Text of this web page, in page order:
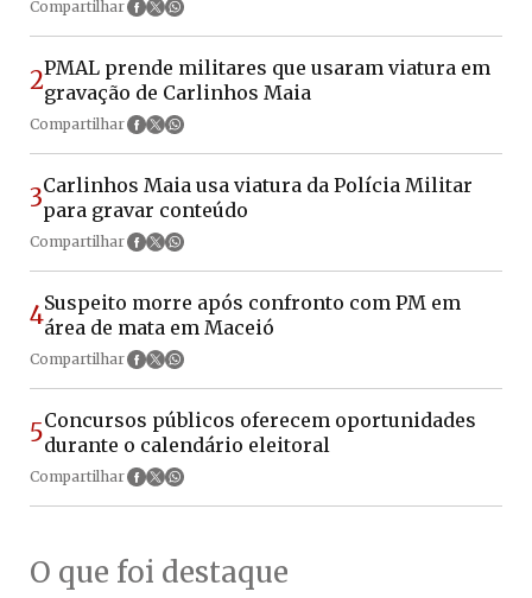
Compartilhar
2PMAL prende militares que usaram viatura em
gravação de Carlinhos Maia
Compartilhar
3Carlinhos Maia usa viatura da Polícia Militar
para gravar conteúdo
Compartilhar
4Suspeito morre após confronto com PM em
área de mata em Maceió
Compartilhar
5Concursos públicos oferecem oportunidades
durante o calendário eleitoral
Compartilhar
O que foi destaque